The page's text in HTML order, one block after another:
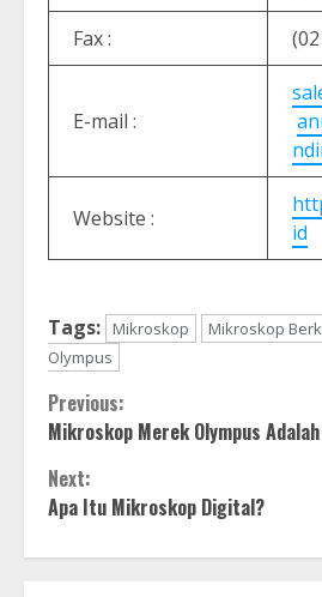
Fax :
E-mail :
Website :
id
Tags: Mikroskop Mikroskop
Olympus
Continue
Reading
Previous:
Mikroskop Merek Olympus
Next:
Apa Itu Mikroskop Digital?